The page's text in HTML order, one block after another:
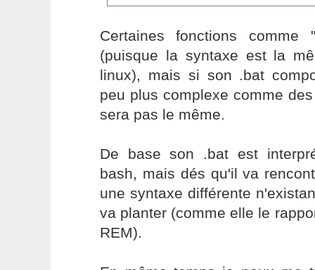
Certaines fonctions comme
(puisque la syntaxe est la
linux), mais si son .bat
peu plus complexe comme
sera pas le même.
De base son .bat est
bash, mais dés qu'il va
une syntaxe différente
va planter (comme elle le
REM).